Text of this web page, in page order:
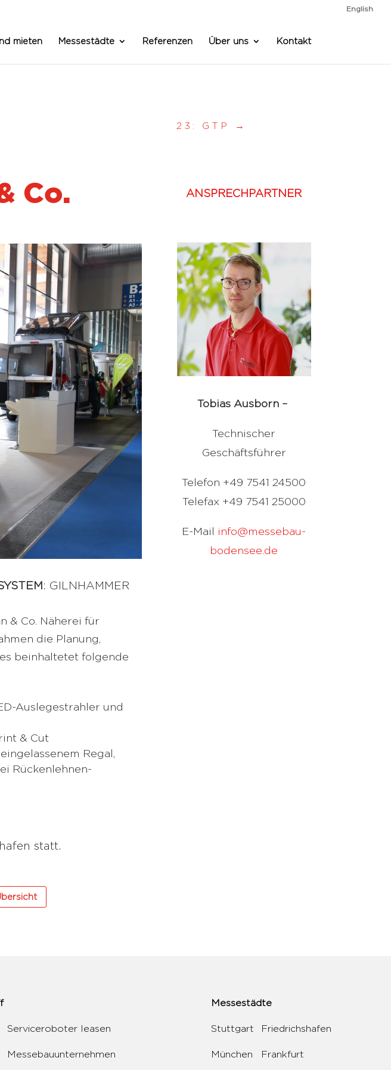
English
mieten Messestädte Referenzen Über uns Kontakt
23: GTP →
Co.
: GILNHAMMER
& Co. Näherei für
die Planung,
beinhaltetet folgende
Auslegestrahler und
& Cut
Regal,
Rückenlehnen-
statt.
ANSPRECHPARTNER
Tobias Ausborn –
Technischer
Geschäftsführer
Telefon +49 7541 24500
Telefax +49 7541 25000
E-Mail info@messebau-
bodensee.de
Serviceroboter leasen
Messebauunternehmen
Messestädte
Stuttgart
München
Friedrichshafen
Frankfurt